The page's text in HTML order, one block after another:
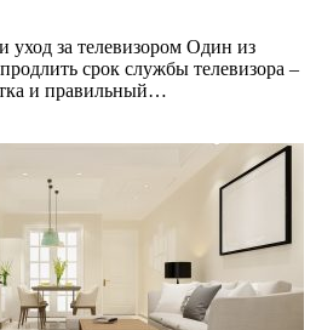
уход за телевизором Один из
срок службы телевизора –
и правильный…